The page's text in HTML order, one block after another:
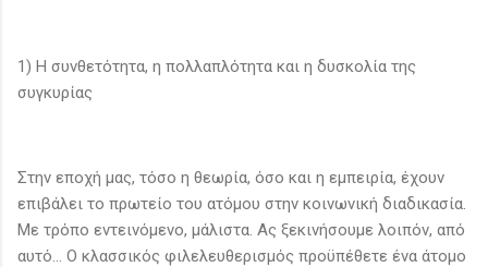
1) Η συνθετότητα, η πολλαπλότητα και η δυσκολία της
συγκυρίας
Στην εποχή μας, τόσο η θεωρία, όσο και η εμπειρία, έχουν
επιβάλει το πρωτείο του ατόμου στην κοινωνική διαδικασία.
Με τρόπο εντεινόμενο, μάλιστα. Ας ξεκινήσουμε λοιπόν, από
αυτό... Ο κλασσικός φιλελευθερισμός προϋπέθετε ένα άτομο